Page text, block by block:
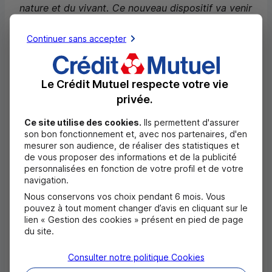
nature et du vivant. Ce nouveau dispositif va venir
fondation. La question de la préservation des
espèces, qu’il s’agisse de la faune ou de la flore,
se joue souvent au niveau local et nous sommes
persuadés que cet appel à projets va nous
permettre de recenser et de soutenir les
meilleures initiatives partout en France. »ajoute
Christophe Salmon, délégué général de la
Fondation Crédit Mutuel Alliance Fédérale.
Les projets éligibles
organismes à but non lucratif (associations,
Continuer sans accepter
Le Crédit Mutuel respecte votre vie
privée.
Ce site utilise des cookies. Ils permettent d'assurer
son bon fonctionnement et, avec nos partenaires, d'en
mesurer son audience, de réaliser des statistiques et
de vous proposer des informations et de la publicité
personnalisées en fonction de votre profil et de votre
navigation.
Nous conservons vos choix pendant 6 mois. Vous
pouvez à tout moment changer d’avis en cliquant sur le
lien « Gestion des cookies » présent en pied de page
du site.
Consulter notre politique Cookies